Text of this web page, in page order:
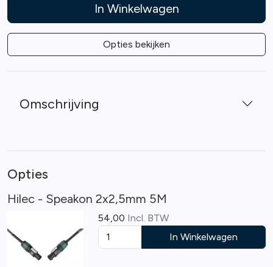
In Winkelwagen
Opties bekijken
Omschrijving
Opties
Hilec - Speakon 2x2,5mm 5M
54,00 Incl. BTW
In Winkelwagen